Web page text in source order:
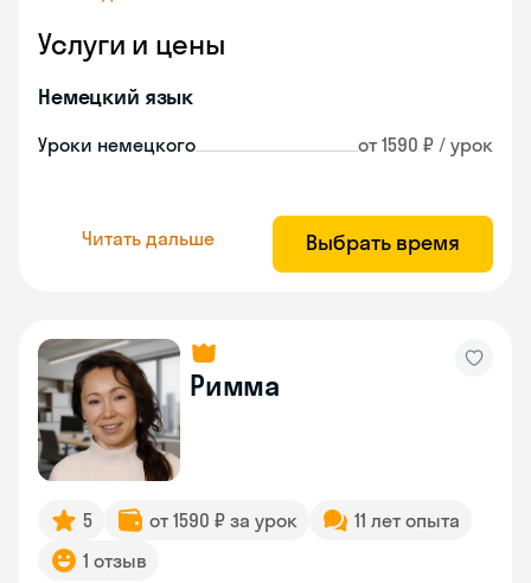
Услуги и цены
Немецкий язык
Уроки немецкого от 1590 ₽ / урок
Читать дальше Выбрать время
Римма
5 от 1590 ₽ за урок
11 лет опыта
1 отзыв